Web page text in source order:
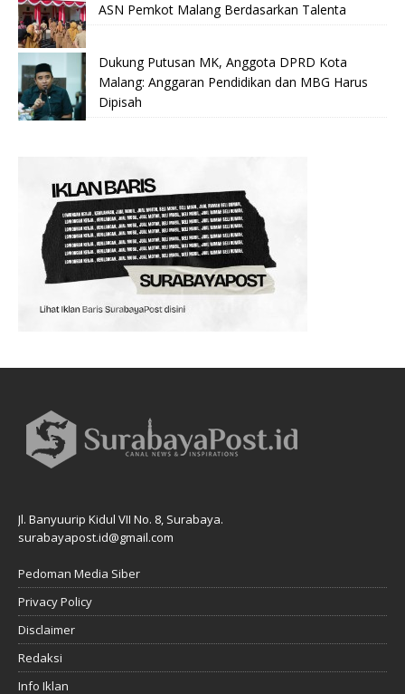
ASN Pemkot Malang Berdasarkan Talenta
Dukung Putusan MK, Anggota DPRD Kota
Malang: Anggaran Pendidikan dan MBG Harus
Dipisah
Jl. Banyuurip Kidul VII No. 8, Surabaya.
surabayapost.id@gmail.com
Pedoman Media Siber
Privacy Policy
Disclaimer
Redaksi
Info Iklan